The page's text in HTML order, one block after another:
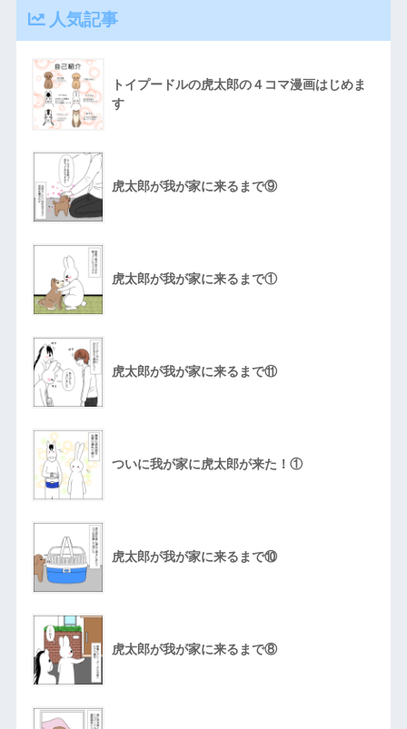
人気記事
トイプードルの虎太郎の４コマ漫画はじめま
す
虎太郎が我が家に来るまで⑨
虎太郎が我が家に来るまで①
虎太郎が我が家に来るまで⑪
ついに我が家に虎太郎が来た！①
虎太郎が我が家に来るまで⑩
虎太郎が我が家に来るまで⑧